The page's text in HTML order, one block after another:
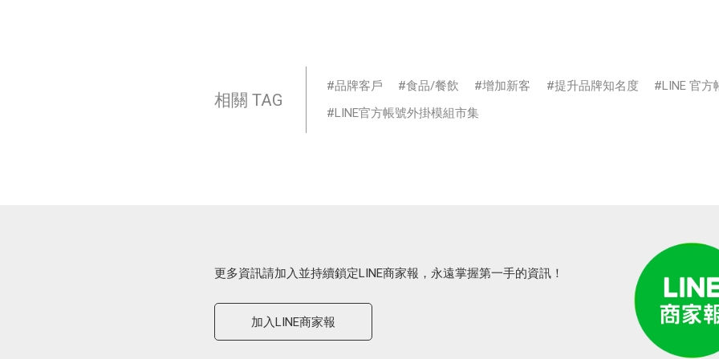
相關 TAG
品牌客戶 食品/餐飲 增加新客 提升品牌知名度
LINE 官方
LINE官方帳號外掛模組市集
更多資訊請加入並持續鎖定LINE商家報，永遠掌握第一手的資訊！
加入LINE商家報